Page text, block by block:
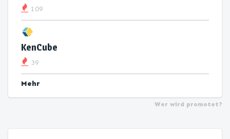
109
KenCube
39
Mehr
Wer wird promotet?